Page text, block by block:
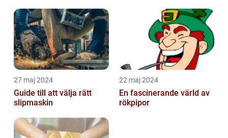
27 maj 2024
Guide till att välja rätt
slipmaskin
22 maj 2024
En fascinerande värld av
rökpipor